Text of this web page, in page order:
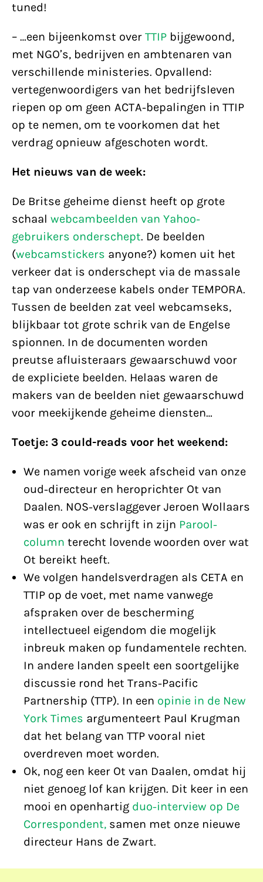
tuned!
– …een bijeenkomst over TTIP bijgewoond,
met NGO’s, bedrijven en ambtenaren van
verschillende ministeries. Opvallend:
vertegenwoordigers van het bedrijfsleven
riepen op om geen ACTA-bepalingen in TTIP
op te nemen, om te voorkomen dat het
verdrag opnieuw afgeschoten wordt.
Het nieuws van de week:
De Britse geheime dienst heeft op grote
schaal webcambeelden van Yahoo-
gebruikers onderschept. De beelden
(webcamstickers anyone?) komen uit het
verkeer dat is onderschept via de massale
tap van onderzeese kabels onder TEMPORA.
Tussen de beelden zat veel webcamseks,
blijkbaar tot grote schrik van de Engelse
spionnen. In de documenten worden
preutse afluisteraars gewaarschuwd voor
de expliciete beelden. Helaas waren de
makers van de beelden niet gewaarschuwd
voor meekijkende geheime diensten…
Toetje: 3 could-reads voor het weekend:
We namen vorige week afscheid van onze
oud-directeur en heroprichter Ot van
Daalen. NOS-verslaggever Jeroen Wollaars
was er ook en schrijft in zijn Parool-
column terecht lovende woorden over wat
Ot bereikt heeft.
We volgen handelsverdragen als CETA en
TTIP op de voet, met name vanwege
afspraken over de bescherming
intellectueel eigendom die mogelijk
inbreuk maken op fundamentele rechten.
In andere landen speelt een soortgelijke
discussie rond het Trans-Pacific
Partnership (TTP). In een opinie in de New
York Times argumenteert Paul Krugman
dat het belang van TTP vooral niet
overdreven moet worden.
Ok, nog een keer Ot van Daalen, omdat hij
niet genoeg lof kan krijgen. Dit keer in een
mooi en openhartig duo-interview op De
Correspondent, samen met onze nieuwe
directeur Hans de Zwart.